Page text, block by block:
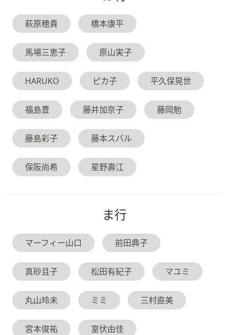
萩原穂貴 橋本康平
馬場三恵子 原山実子
HARUKO ピカ子 平久保晃世
福島豊 藤井加奈子 藤岡勉
藤島彩子 藤本スバル
保阪尚希 星野壽江
ま行
マーフィー山口 前田典子
真砂且子 松田有紀子 マユミ
丸山玲未 ミミ 三村直美
宮本俊祐 室伏由佳